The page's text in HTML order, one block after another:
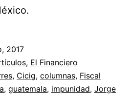
2017
, El Financiero
, Cicig, columnas, Fiscal
, guatemala, impunidad, Jorge